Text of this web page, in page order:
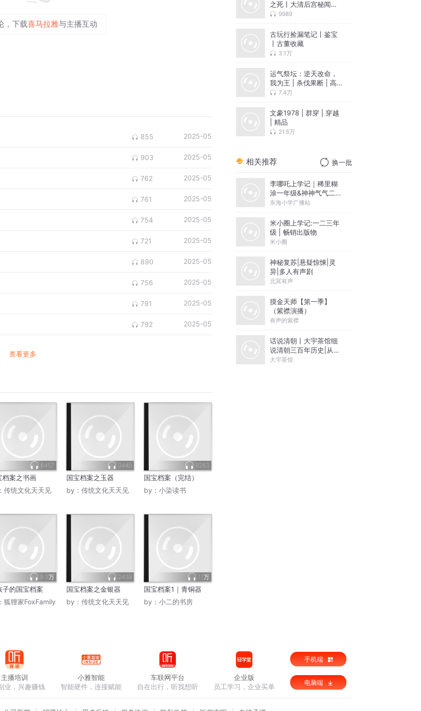
，下载喜马拉雅与主播互动
855 2025-05
903 2025-05
762 2025-05
761 2025-05
754 2025-05
721 2025-05
890 2025-05
756 2025-05
791 2025-05
792 2025-05
查看更多
6457
档案之书画
传统文化天天见
3440
国宝档案之玉器
by： 传统文化天天见
8263
国宝档案（完结）
by： 小染读书
9.3万
子的国宝档案
狐狸家FoxFamily
2439
国宝档案之金银器
by： 传统文化天天见
1.1万
国宝档案1｜青铜器
by： 小二的书房
之死丨大清后宫秘闻丨
十大谜案
9989
古玩行捡漏笔记丨鉴宝
丨古董收藏
3.1万
运气祭坛：逆天改命，
我为王 | 杀伐果断 | 高
武 | 免费有声小说
7.4万
文豪1978 | 群穿 | 穿越
| 精品
21.6万
相关推荐 换一批
李哪吒上学记｜稀里糊
涂一年级&神神气气二年
级
东海小学广播站
米小圈上学记:一二三年
级 | 畅销出版物
米小圈
神秘复苏|悬疑惊悚|灵
异|多人有声剧
北冥有声
摸金天师【第一季】
（紫襟演播）
有声的紫襟
话说清朝丨大宇茶馆细
说清朝三百年历史|从努
尔哈赤到末代皇帝溥仪|
大宇茶馆
主播培训
业，兴趣赚钱
小雅智能
智能硬件，连接赋能
车联网平台
自在出行，听我想听
企业版
员工学习，企业买单
手机端
电脑端